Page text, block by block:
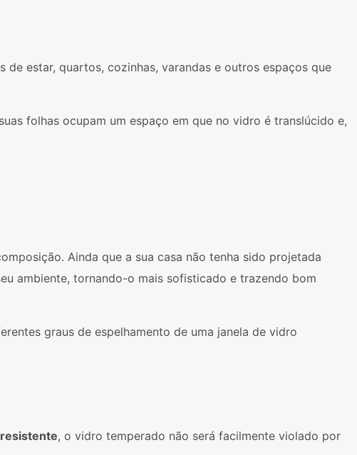
de estar, quartos, cozinhas, varandas e outros espaços que
folhas ocupam um espaço em que no vidro é translúcido e,
Ainda que a sua casa não tenha sido projetada
ambiente, tornando-o mais sofisticado e trazendo bom
graus de espelhamento de uma janela de vidro
resistente, o vidro temperado não será facilmente violado por